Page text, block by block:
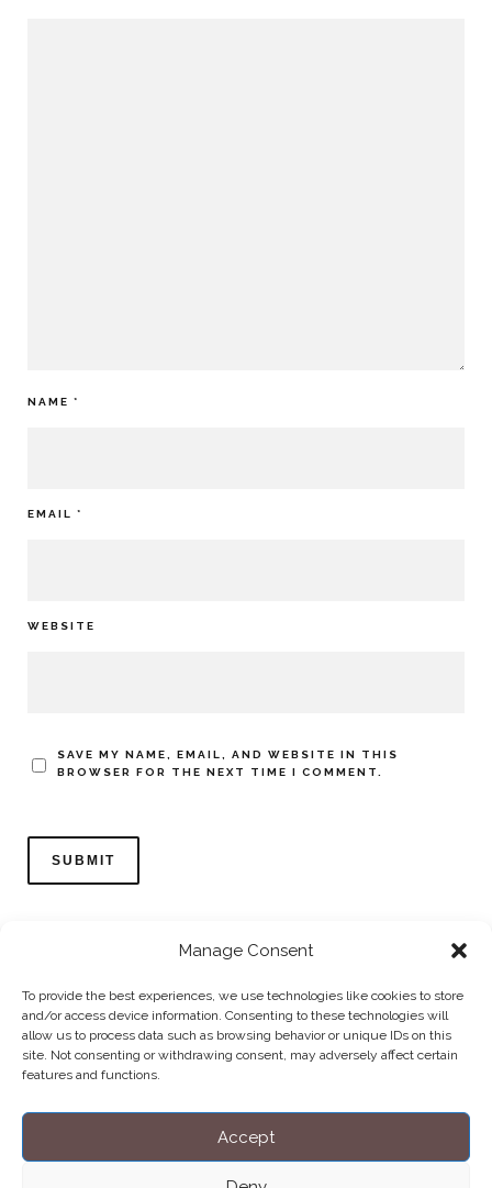
Manage Consent
To provide the best experiences, we use technologies like cookies to store
and/or access device information. Consenting to these technologies will
allow us to process data such as browsing behavior or unique IDs on this
site. Not consenting or withdrawing consent, may adversely affect certain
features and functions.
Accept
NAME *
EMAIL *
WEBSITE
SAVE MY NAME, EMAIL, AND WEBSITE IN THIS
BROWSER FOR THE NEXT TIME I COMMENT.
Home
Datenschutzerklärung
Impressum
Cookie Policy (EU)